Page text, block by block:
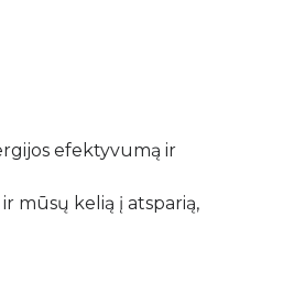
efektyvumą ir
mūsų kelią į atsparią,